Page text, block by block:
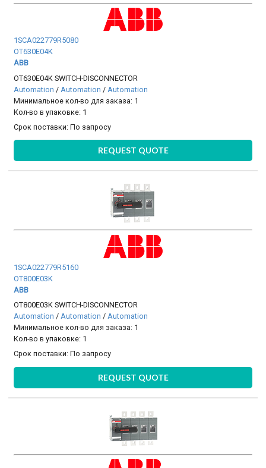
1SCA022779R5080
OT630E04K
ABB
OT630E04K SWITCH-DISCONNECTOR
Automation / Automation / Automation
Минимальное кол-во для заказа: 1
Кол-во в упаковке: 1
Срок поставки:По запросу
REQUEST QUOTE
1SCA022779R5160
OT800E03K
ABB
OT800E03K SWITCH-DISCONNECTOR
Automation /Automation /Automation
Минимальное кол-во для заказа: 1
Кол-во в упаковке: 1
Срок поставки:По запросу
REQUEST QUOTE